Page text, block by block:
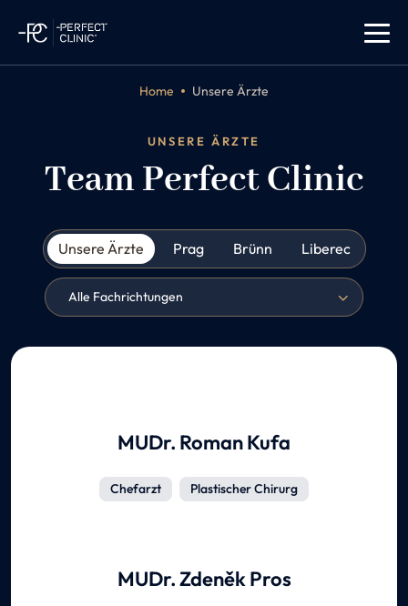
Home Unsere Ärzte
UNSERE ÄRZTE
Team Perfect Clinic
Unsere Ärzte Prag Brünn Liberec
Alle Fachrichtungen
MUDr. Roman Kufa
Chefarzt Plastischer Chirurg
MUDr. Zdeněk Pros